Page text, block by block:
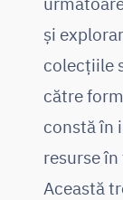
și
colecțiile
către
constă în
resurse
Această